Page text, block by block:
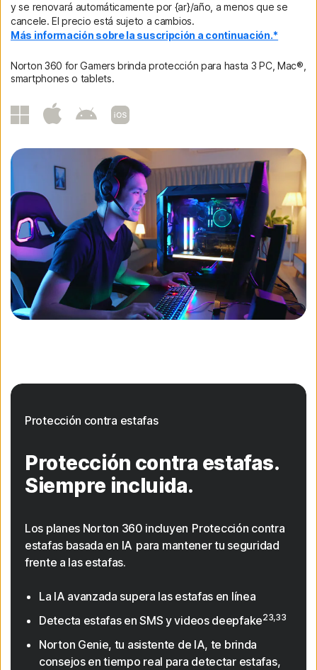
y se renovará automáticamente por {ar}/año, a menos que se
cancele. El precio está sujeto a cambios.
Más información sobre la suscripción a continuación.*
Norton 360 for Gamers brinda protección para hasta 3 PC, Mac®,
smartphones o tablets.
Protección contra estafas
Protección contra estafas.
Siempre incluida.
Los planes Norton 360 incluyen Protección contra
estafas basada en IA para mantener tu seguridad
frente a las estafas.
La IA avanzada supera las estafas en línea
Detecta estafas en SMS y videos deepfake23,33
Norton Genie, tu asistente de IA, te brinda
consejos en tiempo real para detectar estafas,